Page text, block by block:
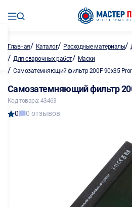
Главная/ Каталог/ Расходные материалы/
/ Для сварочных работ/ Маски
/ Самозатемняющий фильтр 200F 90х35
Самозатемняющий фильтр
Код товара: 43463
0 0 отзывов